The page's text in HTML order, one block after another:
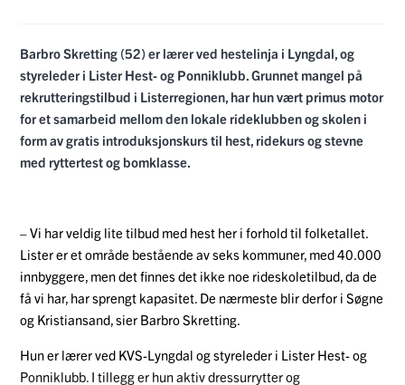
Barbro Skretting (52) er lærer ved hestelinja i Lyngdal, og
styreleder i Lister Hest- og Ponniklubb. Grunnet mangel på
rekrutteringstilbud i Listerregionen, har hun vært primus motor
for et samarbeid mellom den lokale rideklubben og skolen i
form av gratis introduksjonskurs til hest, ridekurs og stevne
med ryttertest og bomklasse.
– Vi har veldig lite tilbud med hest her i forhold til folketallet.
Lister er et område bestående av seks kommuner, med 40.000
innbyggere, men det finnes det ikke noe rideskoletilbud, da de
få vi har, har sprengt kapasitet. De nærmeste blir derfor i Søgne
og Kristiansand, sier Barbro Skretting.
Hun er lærer ved KVS-Lyngdal og styreleder i Lister Hest- og
Ponniklubb. I tillegg er hun aktiv dressurrytter og